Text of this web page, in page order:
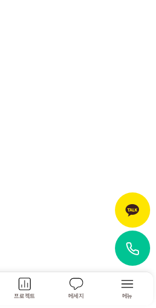
프로젝트 메세지 메뉴